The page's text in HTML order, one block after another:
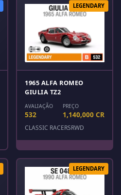
LEGENDARY
1965 ALFA ROMEO
GIULIA TZ2
AVALIAÇÃO
532
PREÇO
1,140,000 CR
CLASSIC RACERSRWD
LEGENDARY